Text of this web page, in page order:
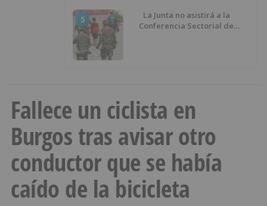
5
La Junta no asistirá a la
Conferencia Sectorial de
Fallece un ciclista en
Burgos tras avisar otro
conductor que se había
caído de la bicicleta